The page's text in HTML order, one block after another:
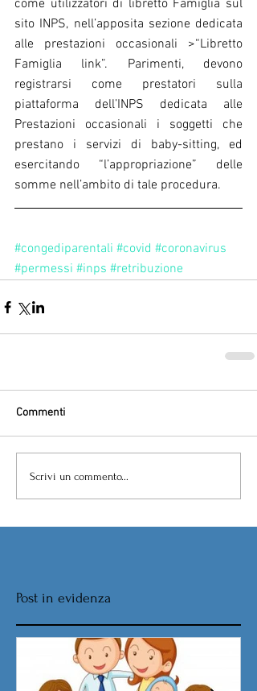
come utilizzatori di libretto Famiglia sul
sito INPS, nell’apposita sezione dedicata
alle prestazioni occasionali >“Libretto
Famiglia link”. Parimenti, devono
registrarsi come prestatori sulla
piattaforma dell’INPS dedicata alle
Prestazioni occasionali i soggetti che
prestano i servizi di baby-sitting, ed
esercitando “l’appropriazione” delle
somme nell’ambito di tale procedura.
#congediparentali #covid #coronavirus
#permessi #inps #retribuzione
Commenti
Scrivi un commento...
Post in evidenza